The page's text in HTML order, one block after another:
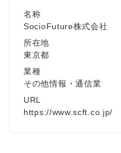
名称
SocioFuture株式会社
所在地
東京都
業種
その他情報・通信業
URL
https://www.scft.co.jp/